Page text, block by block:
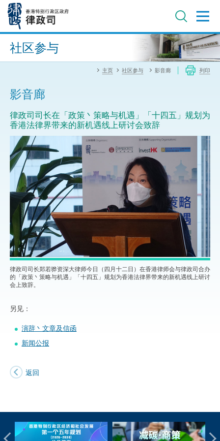
内
进阶搜寻
社区参与
主页 社区参与 影音廊 列印
影音廊
律政司司长在「政策丶策略与机遇」「十四五」规划为
香港法律界带来的新机遇线上研讨会致辞
律政司司长郑若骅资深大律师今日（四月十二日）在香港律师会与律政司合办
的「政策丶策略与机遇」「十四五」规划为香港法律界带来的新机遇线上研讨
会上致辞。
另见：
演辞丶文章及信函
新闻公报
返回